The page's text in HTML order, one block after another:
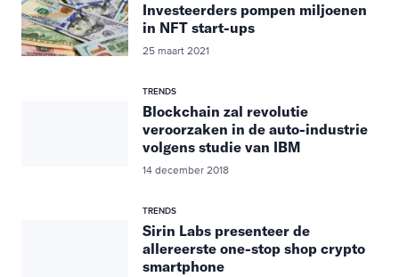
Investeerders pompen miljoenen
in NFT start-ups
25 maart 2021
TRENDS
Blockchain zal revolutie
veroorzaken in de auto-industrie
volgens studie van IBM
14 december 2018
TRENDS
Sirin Labs presenteer de
allereerste one-stop shop crypto
smartphone